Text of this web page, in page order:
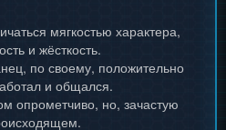
мягкостью характера,
и жёсткость.
по своему, положительно
и общался.
опрометчиво, но, зачастую